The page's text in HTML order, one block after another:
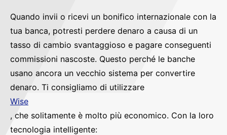
Quando invii o ricevi un bonifico internazionale con la
tua banca, potresti perdere denaro a causa di un
tasso di cambio svantaggioso e pagare conseguenti
commissioni nascoste. Questo perché le banche
usano ancora un vecchio sistema per convertire
denaro. Ti consigliamo di utilizzare
Wise
, che solitamente è molto più economico. Con la loro
tecnologia intelligente: